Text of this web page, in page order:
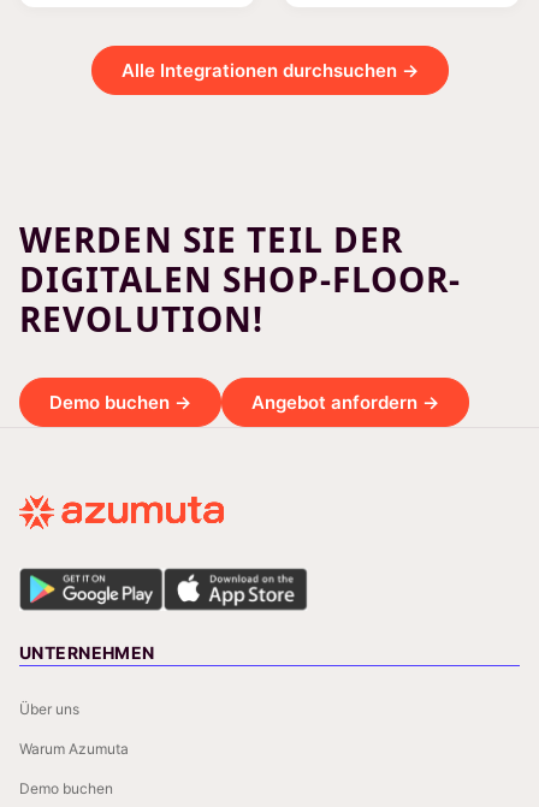
Alle Integrationen durchsuchen →
WERDEN SIE TEIL DER
DIGITALEN SHOP-FLOOR-
REVOLUTION!
Demo buchen → Angebot anfordern →
UNTERNEHMEN
Über uns
Warum Azumuta
Demo buchen